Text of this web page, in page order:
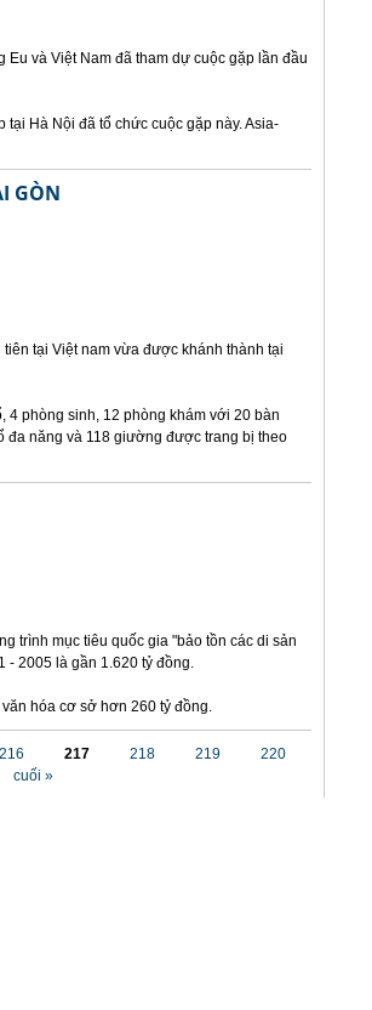
và Việt Nam đã tham dự cuộc gặp lần đầu
Hà Nội đã tổ chức cuộc gặp này. Asia-
GÒN
tại Việt nam vừa được khánh thành tại
4 phòng sinh, 12 phòng khám với 20 bàn
đa năng và 118 giường được trang bị theo
trình mục tiêu quốc gia "bảo tồn các di sản
- 2005 là gần 1.620 tỷ đồng.
hóa cơ sở hơn 260 tỷ đồng.
216 217 218 219
220
cuối »